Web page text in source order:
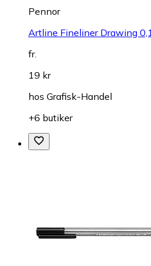
Pennor
Artline Fineliner Drawing
fr.
19 kr
hos Grafisk-Handel
+6 butiker